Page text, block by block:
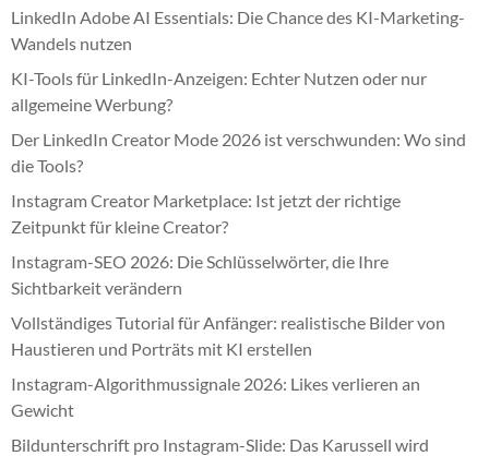
LinkedIn Adobe AI Essentials: Die Chance des KI-Marketing-
Wandels nutzen
KI-Tools für LinkedIn-Anzeigen: Echter Nutzen oder nur
allgemeine Werbung?
Der LinkedIn Creator Mode 2026 ist verschwunden: Wo sind
die Tools?
Instagram Creator Marketplace: Ist jetzt der richtige
Zeitpunkt für kleine Creator?
Instagram-SEO 2026: Die Schlüsselwörter, die Ihre
Sichtbarkeit verändern
Vollständiges Tutorial für Anfänger: realistische Bilder von
Haustieren und Porträts mit KI erstellen
Instagram-Algorithmussignale 2026: Likes verlieren an
Gewicht
Bildunterschrift pro Instagram-Slide: Das Karussell wird